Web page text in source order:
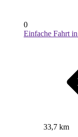
0
Einfache Fahrt
33,7 km